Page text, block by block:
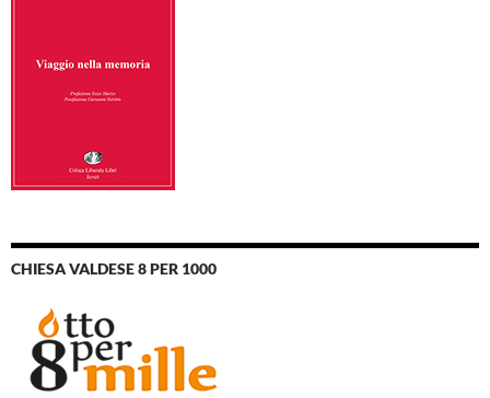
CHIESA VALDESE 8 PER 1000